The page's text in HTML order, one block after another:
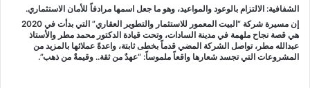
الشفافية: الالتزام بالوعود والمواعيد، وهو ما جعل اسمها مرادفاً للأمان الاستثماري.
إن مسيرة شركة “البيت المعمور للاستثمار والتطوير العقاري” التي بدأت في 2020
هي قصة نجاح ملهمة في مدينة السادات، وتحت قيادة الدكتور محمد مطر والأستاذ
عبدالله مطر، تواصل الشركة المضي قدماً بخطى ثابتة، واعدةً عملائها بالمزيد من
المشروعات التي تجسد شعارها واقعاً ملموساً: “عهدٌ من ثقة.. وقيمةٌ من ذهب”.